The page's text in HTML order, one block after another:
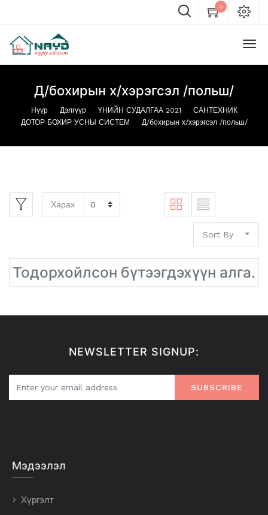
0
Д/бохирын х/хэрэгсэл /польш/
Нүүр Дэлгүүр ҮНИЙН СУДАЛГАА 2021
САНТЕХНИК
ДОТОР БОХИР УСНЫ СИСТЕМ
Д/бохирын х/хэрэгсэл /польш/
Харах
Sort By
Тодорхойлсон бүтээгдэхүүн алга.
NEWSLETTER SIGNUP:
SUBSCRIBE
Мэдээлэл
Хүргэлт